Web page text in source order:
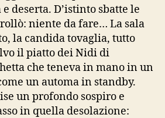
deserta. D’istinto sbatte le
niente da fare… La sala
la candida tovaglia, tutto
il piatto dei Nidi di
che teneva in mano in un
un automa in standby.
un profondo sospiro e
in quella desolazione: